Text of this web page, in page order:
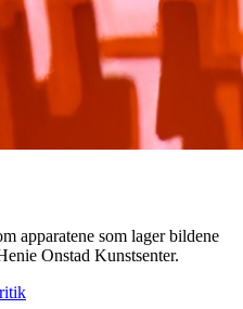
apparatene som lager bildene
Onstad Kunstsenter.